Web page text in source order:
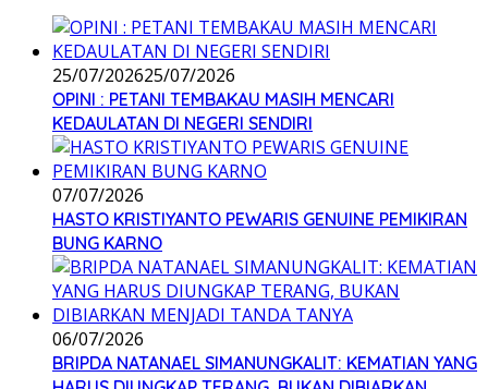
25/07/202625/07/2026
OPINI : PETANI TEMBAKAU MASIH MENCARI
KEDAULATAN DI NEGERI SENDIRI
07/07/2026
HASTO KRISTIYANTO PEWARIS GENUINE PEMIKIRAN
BUNG KARNO
06/07/2026
BRIPDA NATANAEL SIMANUNGKALIT: KEMATIAN YANG